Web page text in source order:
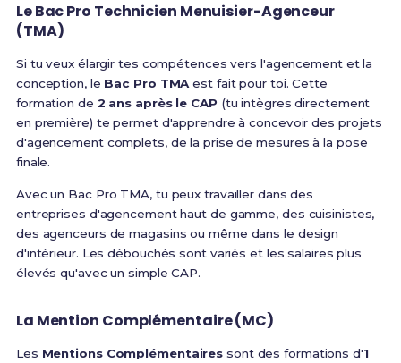
Le Bac Pro Technicien Menuisier-Agenceur
(TMA)
Si tu veux élargir tes compétences vers l'agencement et la
conception, le Bac Pro TMAest fait pour toi. Cette
formation de 2 ans après le CAP (tu intègres directement
en première) te permet d'apprendre à concevoir des projets
d'agencement complets, de la prise de mesures à la pose
finale.
Avec un Bac Pro TMA, tu peux travailler dans des
entreprises d'agencement haut de gamme, des cuisinistes,
des agenceurs de magasins ou même dans le design
d'intérieur. Les débouchés sont variés et les salaires plus
élevés qu'avec un simple CAP.
La Mention Complémentaire (MC)
Les Mentions Complémentaires sont des formations d'1